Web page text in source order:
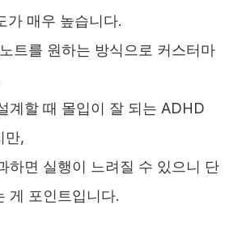
가 매우 높습니다.
노트를 원하는 방식으로 커스터마
계할 때 몰입이 잘 되는 ADHD
만,
하면 실행이 느려질 수 있으니 단
게 포인트입니다.